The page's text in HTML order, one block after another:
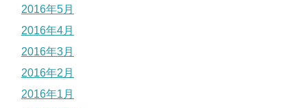
2016年5月
2016年4月
2016年3月
2016年2月
2016年1月